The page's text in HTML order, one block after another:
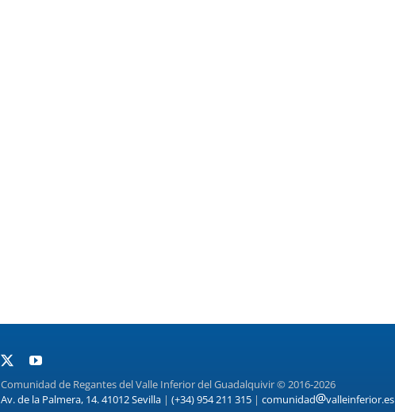
Comunidad de Regantes del Valle Inferior del Guadalquivir © 2016-2026
Av. de la Palmera, 14. 41012 Sevilla| (+34) 954 211 315| comunidad valleinferior.es